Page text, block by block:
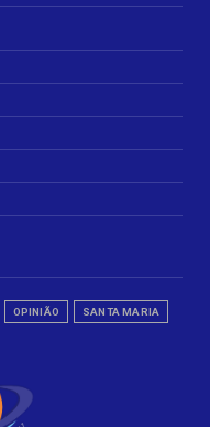
OPINIÃO SANTA MARIA